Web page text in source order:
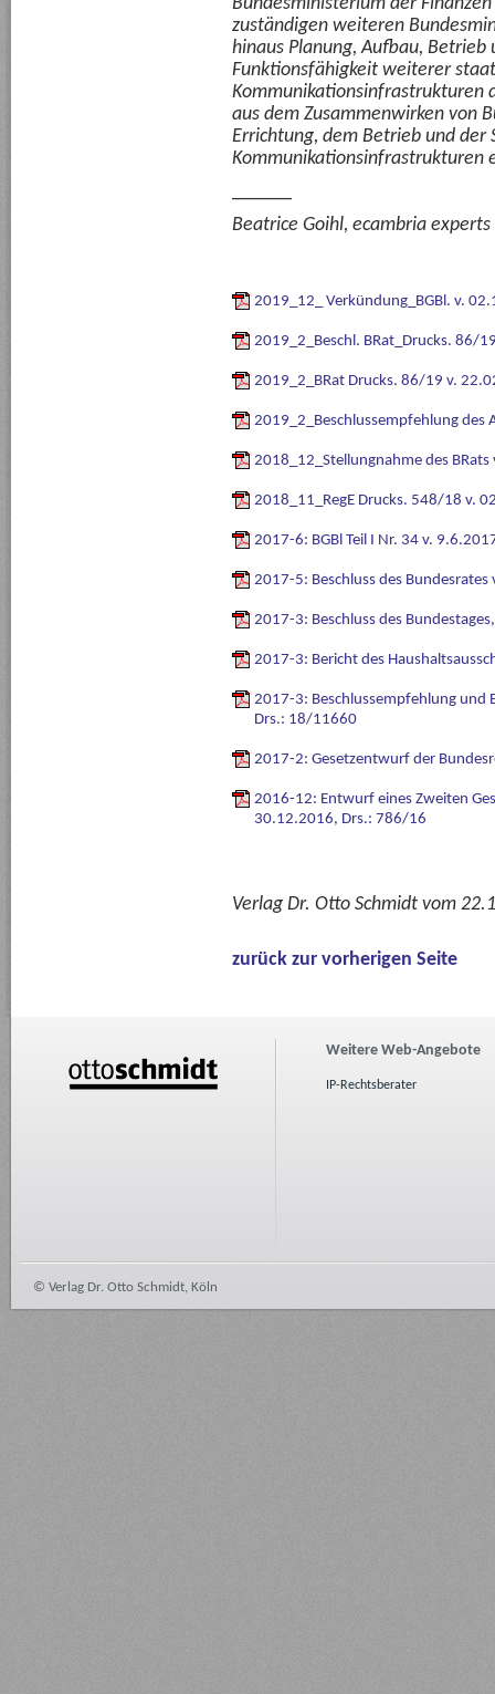
zuständigen weiteren
hinaus Planung, Aufbau, Betrieb
Funktionsfähigkeit weiterer
Kommunikationsinfrastrukturen
aus dem Zusammenwirken von
Errichtung, dem Betrieb und
Beatrice Goihl, ecambria experts
2019_12_ Verkündung_BGBl. v.
2019_2_Beschl. BRat_Drucks. 86/
2019_2_BRat Drucks. 86/19 v.
2019_2_Beschlussempfehlung des
2018_12_Stellungnahme des
2018_11_RegE Drucks. 548/18 v.
2017-6: BGBl Teil I Nr. 34 v.
2017-5: Beschluss des
2017-3: Beschluss des
2017-3: Bericht des
2017-3: Beschlussempfehlung und
Drs.: 18/11660
2017-2: Gesetzentwurf der
2016-12: Entwurf eines Zweiten
30.12.2016, Drs.: 786/16
Verlag Dr. Otto Schmidt vom
zurück zur vorherigen Seite
Weitere Web-Angebote
IP-Rechtsberater
© Verlag Dr. Otto Schmidt, Köln